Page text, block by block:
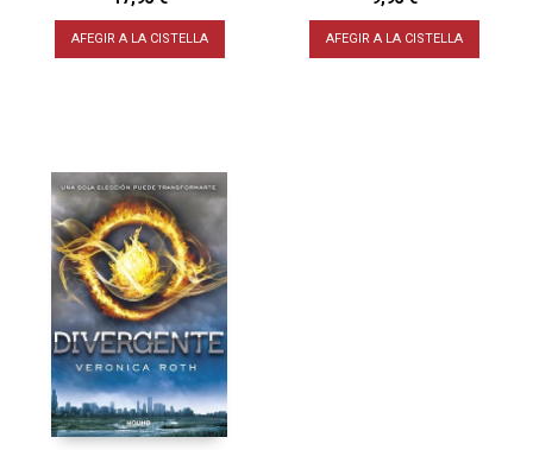
AFEGIR A LA CISTELLA AFEGIR A LA CISTELLA